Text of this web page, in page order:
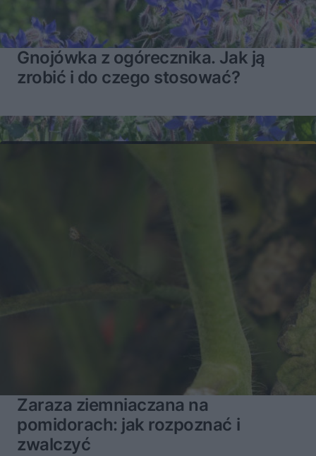
Gnojówka z ogórecznika. Jak ją
zrobić i do czego stosować?
Zaraza ziemniaczana na
pomidorach: jak rozpoznać i
zwalczyć